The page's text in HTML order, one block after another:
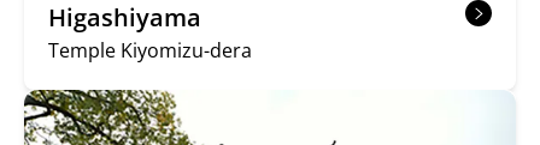
Higashiyama
Temple Kiyomizu-dera